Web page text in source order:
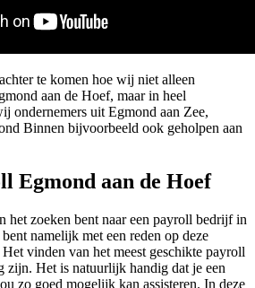
te komen hoe wij niet alleen
aan de Hoef, maar in heel
ondernemers uit Egmond aan Zee,
Binnen bijvoorbeeld ook geholpen aan
Egmond aan de Hoef
het zoeken bent naar een payroll bedrijf in
namelijk met een reden op deze
vinden van het meest geschikte payroll
zijn. Het is natuurlijk handig dat je een
zo goed mogelijk kan assisteren. In deze